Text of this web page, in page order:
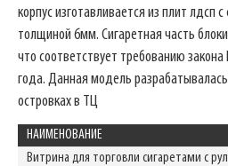
корпус изготавливается из плит лдсп
толщиной 6мм. Сигаретная часть
что соответствует требованию
года. Данная модель
островках в ТЦ
НАИМЕНОВАНИЕ
Витрина для торговли сигаретами с